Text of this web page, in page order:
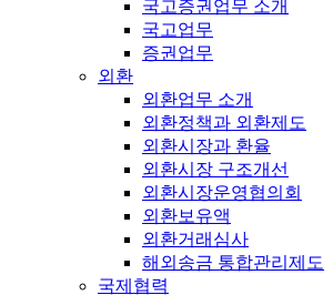
국고증권업무 소개
국고업무
증권업무
외환
외환업무 소개
외환정책과 외환제도
외환시장과 환율
외환시장 구조개선
외환시장운영협의회
외환보유액
외환거래심사
해외송금 통합관리제도
국제협력